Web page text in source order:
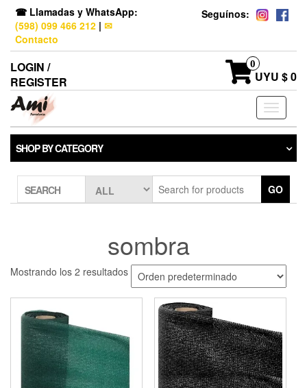
☎ Llamadas y WhatsApp:
(598) 099 466 212 | ✉
Contacto
Seguínos:
LOGIN /
REGISTER
0
UYU $ 0
Toggle
SHOP BY CATEGORY
SEARCH GO
sombra
Mostrando los 2 resultados